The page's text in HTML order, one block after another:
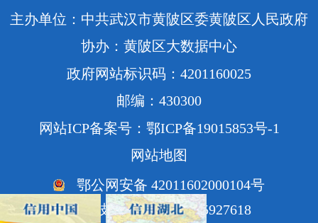
主办单位：中共武汉市黄陂区委黄陂区人民政府
协办：黄陂区大数据中心
政府网站标识码：4201160025
邮编：430300
网站ICP备案号：鄂ICP备19015853号-1
网站地图
鄂公网安备 42011602000104号
网站技术支持电话：85927618